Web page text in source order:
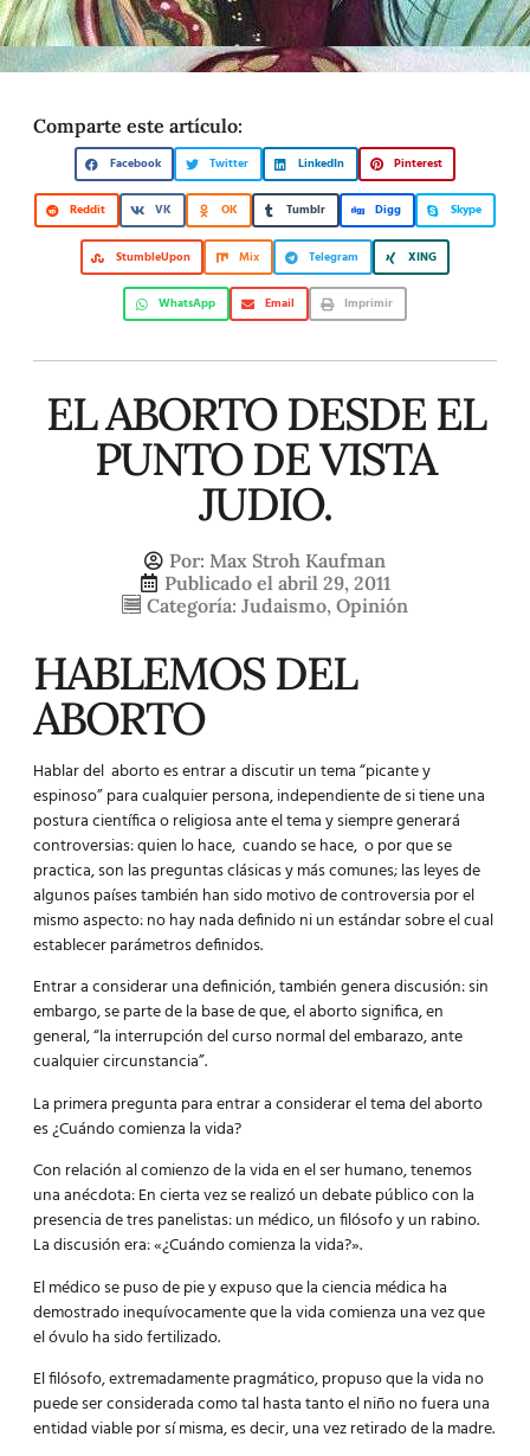
Comparte este artículo:
Facebook Twitter LinkedIn Pinterest
Reddit VK OK Tumblr Digg Skype
StumbleUpon Mix Telegram XING
WhatsApp Email Imprimir
EL ABORTO DESDE EL
PUNTO DE VISTA
JUDIO.
Por: Max Stroh Kaufman
Publicado el abril 29, 2011
Categoría: Judaismo, Opinión
HABLEMOS DEL
ABORTO
Hablar del aborto es entrar a discutir un tema “picante y
espinoso” para cualquier persona, independiente de si tiene una
postura científica o religiosa ante el tema y siempre generará
controversias: quien lo hace, cuando se hace, o por que se
practica, son las preguntas clásicas y más comunes; las leyes de
algunos países también han sido motivo de controversia por el
mismo aspecto: no hay nada definido ni un estándar sobre el cual
establecer parámetros definidos.
Entrar a considerar una definición, también genera discusión: sin
embargo, se parte de la base de que, el aborto significa, en
general, “la interrupción del curso normal del embarazo, ante
cualquier circunstancia”.
La primera pregunta para entrar a considerar el tema del aborto
es ¿Cuándo comienza la vida?
Con relación al comienzo de la vida en el ser humano, tenemos
una anécdota: En cierta vez se realizó un debate público con la
presencia de tres panelistas: un médico, un filósofo y un rabino.
La discusión era: «¿Cuándo comienza la vida?».
El médico se puso de pie y expuso que la ciencia médica ha
demostrado inequívocamente que la vida comienza una vez que
el óvulo ha sido fertilizado.
El filósofo, extremadamente pragmático, propuso que la vida no
puede ser considerada como tal hasta tanto el niño no fuera una
entidad viable por sí misma, es decir, una vez retirado de la madre.